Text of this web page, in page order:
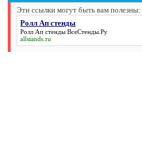
Эти ссылки могут быть вам полезны:
Ролл Ап стенды
Ролл Ап стенды ВсеСтенды.Ру
allstands.ru